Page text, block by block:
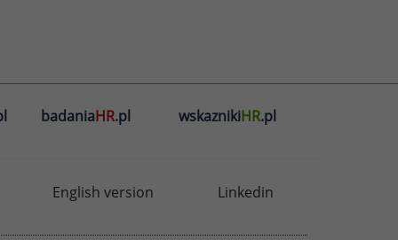
badaniaHR.pl wskaznikiHR.pl
English version Linkedin